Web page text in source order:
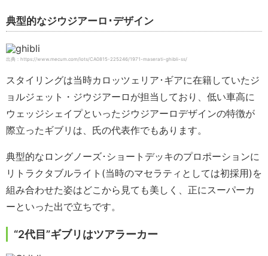
典型的なジウジアーロ･デザイン
出典：https://www.mecum.com/lots/CA0815-225246/1971-maserati-ghibli-ss/
スタイリングは当時カロッツェリア･ギアに在籍していたジ
ョルジェット・ジウジアーロが担当しており、低い車高に
ウェッジシェイプといったジウジアーロデザインの特徴が
際立ったギブリは、氏の代表作でもあります。
典型的なロングノーズ･ショートデッキのプロポーションに
リトラクタブルライト(当時のマセラティとしては初採用)を
組み合わせた姿はどこから見ても美しく、正にスーパーカ
ーといった出で立ちです。
“2代目”ギブリはツアラーカー